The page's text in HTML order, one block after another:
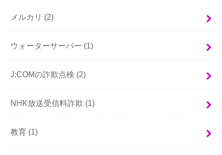
メルカリ (2)
ウォーターサーバー (1)
J:COMの詐欺点検 (2)
NHK放送受信料詐欺 (1)
教育 (1)